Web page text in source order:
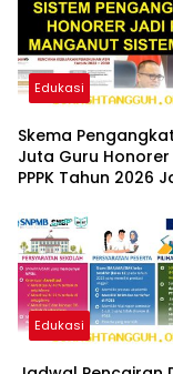
Edukasi
Skema
Juta Guru
PPPK Tahun 2026
Edukasi